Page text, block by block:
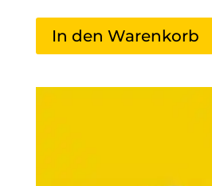
In den Warenkorb